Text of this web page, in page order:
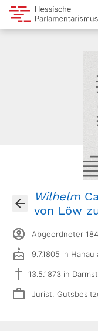
Wilhelm
von Löw
Abgeordneter
9.7.1805 in Hanau
13.5.1873 in
Jurist,